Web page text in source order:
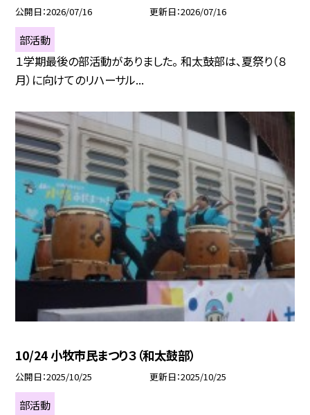
公開日 2026/07/16 更新日 2026/07/16
部活動
１学期最後の部活動がありました。 和太鼓部は、夏祭り（８
月）に向けてのリハーサル...
10/24 小牧市民まつり３（和太鼓部）
公開日 2025/10/25 更新日 2025/10/25
部活動